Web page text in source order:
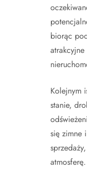
biorąc
Kolejnym
stanie,
się zimne